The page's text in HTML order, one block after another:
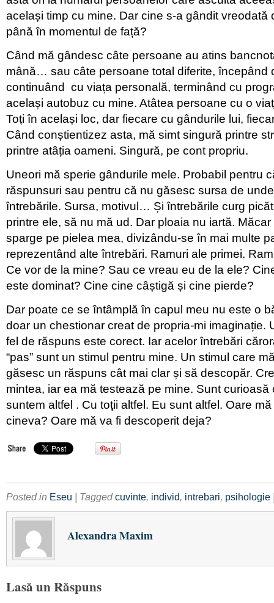
același timp cu mine. Dar cine s-a gândit vreodată
până în momentul de față?
Când mă gândesc câte persoane au atins
mână… sau câte persoane total diferite, începând
continuând cu viața personală, terminând cu
același autobuz cu mine. Atâtea persoane cu o
Toți în același loc, dar fiecare cu gândurile lui,
Când conștientizez asta, mă simt singură printre
printre atâția oameni. Singură, pe cont propriu.
Uneori mă sperie gândurile mele. Probabil pentru
răspunsuri sau pentru că nu găsesc sursa de
întrebările. Sursa, motivul… Și întrebările curg
printre ele, să nu mă ud. Dar ploaia nu iartă.
sparge pe pielea mea, divizându-se în mai multe
reprezentând alte întrebări. Ramuri ale primei.
Ce vor de la mine? Sau ce vreau eu de la ele?
este dominat? Cine cine câștigă și cine pierde?
Dar poate ce se întâmplă în capul meu nu este o
doar un chestionar creat de propria-mi imaginație.
fel de răspuns este corect. Iar acelor întrebări
“pas” sunt un stimul pentru mine. Un stimul care
găsesc un răspuns cât mai clar și să descopăr.
mintea, iar ea mă testează pe mine. Sunt curioasă
suntem altfel . Cu toţii altfel. Eu sunt altfel. Oare
cineva? Oare mă va fi descoperit deja?
Posted in Eseu | Taggedcuvinte, individ, intrebari, psihologie
Alexandra Maxim
Lasă un Răspuns